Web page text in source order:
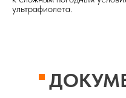
ультрафиолета.